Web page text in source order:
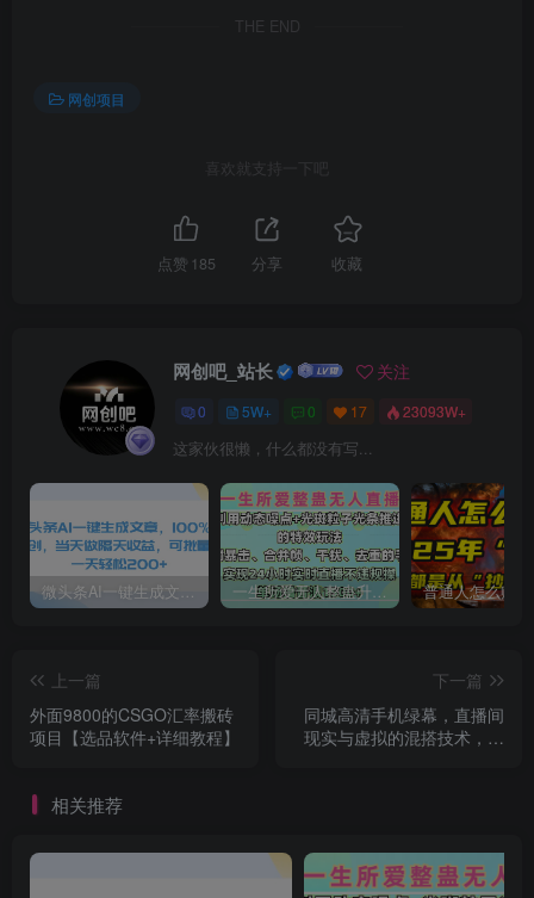
THE END
网创项目
喜欢就支持一下吧
点赞 185 分享 收藏
网创吧_站长 关注
0 5W+ 0 17 23093W+
这家伙很懒，什么都没有写...
微头条AI一键生成文章，100%过原创，当天做隔天收益，可批量，一天轻松200+ 一生所爱无人整蛊升级版9.0，利用动态噪点+光斑粒子光条推进的特效玩法，内附暴击、合并帧、干扰、去重的手法，实现24小时实时直播不违规操，单场日入1500+，小白也能无脑驾驭
上一篇
外面9800的CSGO汇率搬砖
项目【选品软件+详细教程】
下一篇
同城高清手机绿幕，直播间
现实与虚拟的混搭技术，老
相关推荐